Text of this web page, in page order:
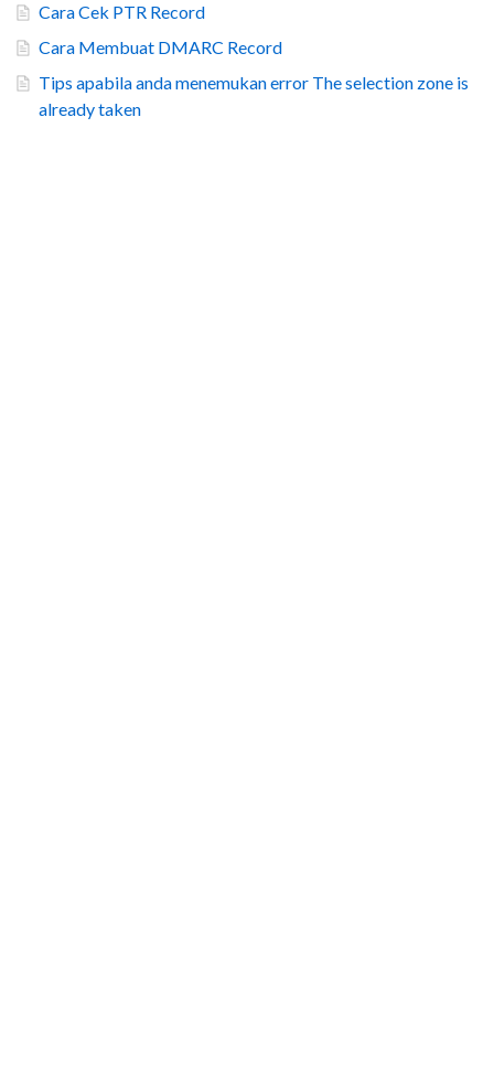
Cara Cek PTR Record
Cara Membuat DMARC Record
Tips apabila anda menemukan error The selection zone is
already taken